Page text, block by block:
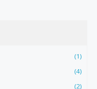
(1)
(4)
(2)